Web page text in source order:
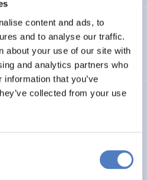
content and ads, to
and to analyse our traffic.
about your use of our site with
and analytics partners who
that you’ve
collected from your use
für Soziale Innovation
SOZIALE INNOVATION